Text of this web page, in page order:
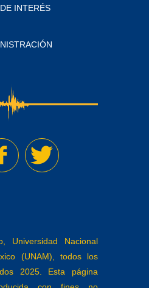
INTERÉS
Universidad Nacional
(UNAM), todos los
2025. Esta página